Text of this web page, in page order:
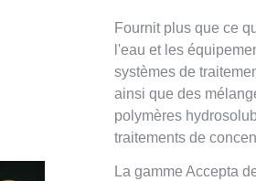
Fournit plus que ce
l'eau et les
systèmes de
ainsi que des
polymères
traitements de
La gamme Accepta